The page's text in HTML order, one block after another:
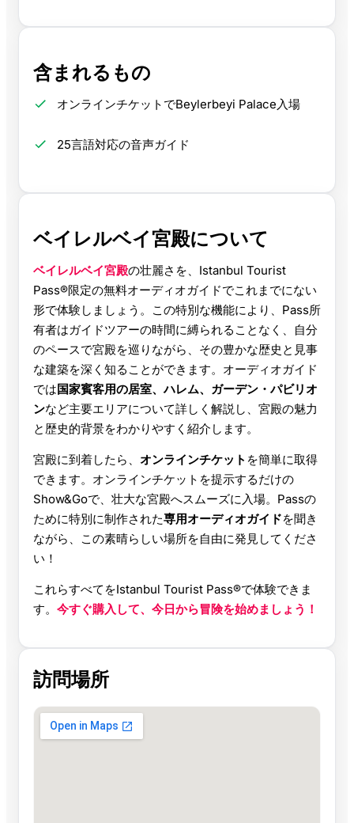
含まれるもの
オンラインチケットでBeylerbeyi Palace入場
25言語対応の音声ガイド
ベイレルベイ宮殿について
ベイレルベイ宮殿の壮麗さを、Istanbul Tourist
Pass®限定の無料オーディオガイドでこれまでにない
形で体験しましょう。この特別な機能により、Pass所
有者はガイドツアーの時間に縛られることなく、自分
のペースで宮殿を巡りながら、その豊かな歴史と見事
な建築を深く知ることができます。オーディオガイド
では国家賓客用の居室、ハレム、ガーデン・パビリオ
ンなど主要エリアについて詳しく解説し、宮殿の魅力
と歴史的背景をわかりやすく紹介します。
宮殿に到着したら、 オンラインチケット を簡単に取得
できます。オンラインチケットを提示するだけの
Show&Goで、壮大な宮殿へスムーズに入場。Passの
ために特別に制作された専用オーディオガイドを聞き
ながら、この素晴らしい場所を自由に発見してくださ
い！
これらすべてをIstanbul Tourist Pass®で体験できま
す。 今すぐ購入して、今日から冒険を始めましょう！
訪問場所